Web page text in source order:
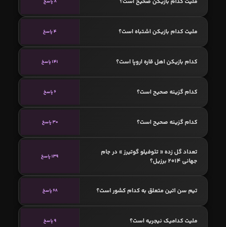
8 پاسخ
ملیت کدام بازیکن اشتباه است؟ 4 پاسخ
کدام بازیکن اهل قاره اروپا است؟ 141 پاسخ
کدام گزینه صحیح است؟ 6 پاسخ
کدام گزینه صحیح است؟ 30 پاسخ
تعداد گل زده « تئوفیلو گوتیرز » در جام
جهانی 2014 برزیل؟
139 پاسخ
تیم سن‌ اتین متعلق به کدام کشور است؟ 68 پاسخ
ملیت کدامیک نیجریه است؟ 9 پاسخ